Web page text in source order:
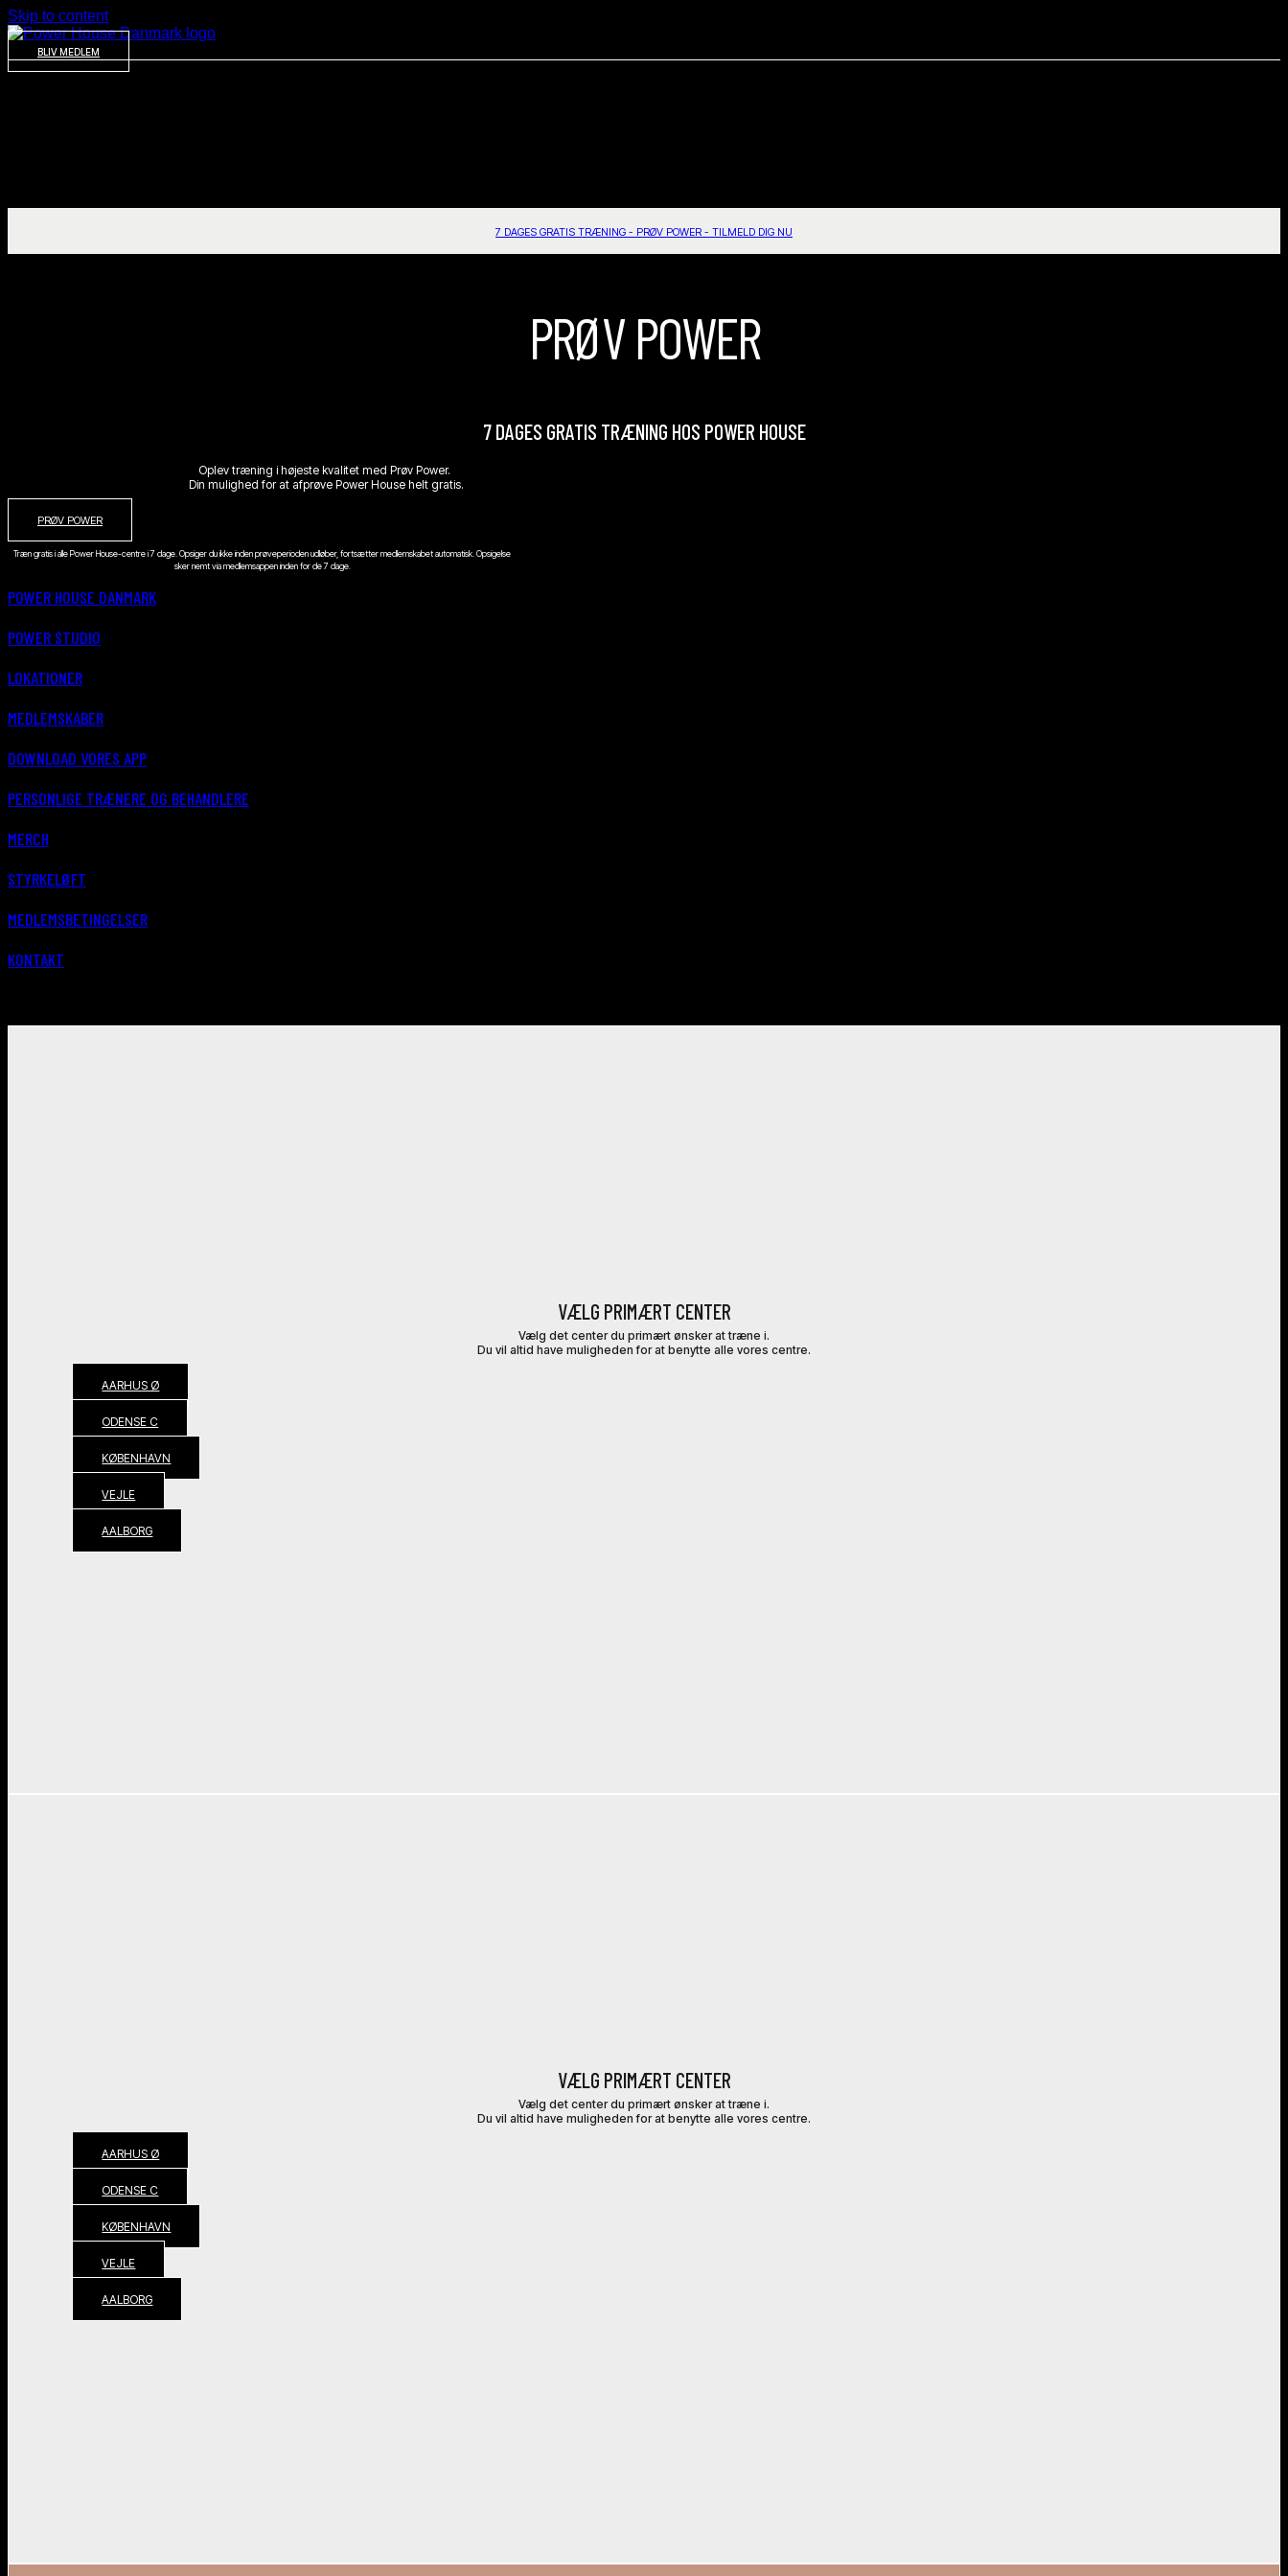
Skip to content
BLIV MEDLEM
7 DAGES GRATIS TRÆNING - PRØV POWER - TILMELD DIG NU
PRØV POWER
7 DAGES GRATIS TRÆNING HOS POWER HOUSE
Oplev træning i højeste kvalitet med Prøv Power.
Din mulighed for at afprøve Power House helt gratis.
PRØV POWER
Træn gratis i alle Power House-centre i 7 dage. Opsiger du ikke inden prøveperioden udløber, fortsætter medlemskabet automatisk. Opsigelse
sker nemt via medlemsappen inden for de 7 dage.
POWER HOUSE DANMARK
POWER STUDIO
LOKATIONER
MEDLEMSKABER
DOWNLOAD VORES APP
PERSONLIGE TRÆNERE OG BEHANDLERE
MERCH
STYRKELØFT
MEDLEMSBETINGELSER
KONTAKT
VÆLG PRIMÆRT CENTER
Vælg det center du primært ønsker at træne i.
Du vil altid have muligheden for at benytte alle vores centre.
AARHUS Ø
ODENSE C
KØBENHAVN
VEJLE
AALBORG
VÆLG PRIMÆRT CENTER
Vælg det center du primært ønsker at træne i.
Du vil altid have muligheden for at benytte alle vores centre.
AARHUS Ø
ODENSE C
KØBENHAVN
VEJLE
AALBORG